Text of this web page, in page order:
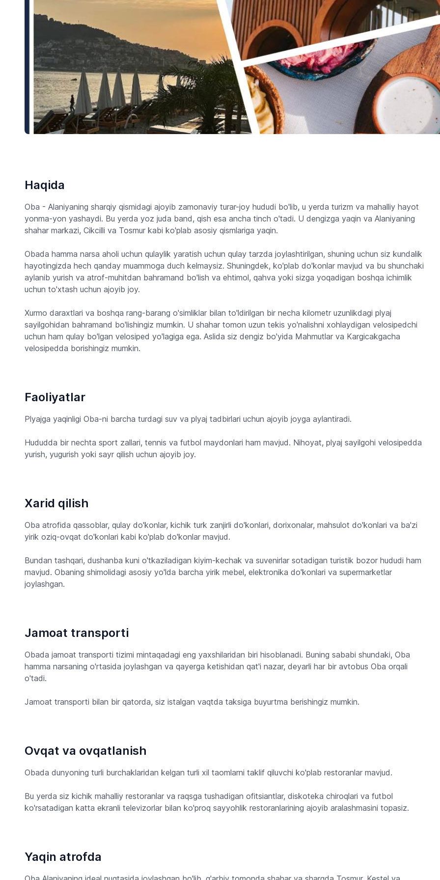
Haqida
Oba - Alaniyaning sharqiy qismidagi ajoyib zamonaviy turar-joy hududi bo'lib, u yerda turizm va mahalliy hayot
yonma-yon yashaydi. Bu yerda yoz juda band, qish esa ancha tinch o'tadi. U dengizga yaqin va Alaniyaning
shahar markazi, Cikcilli va Tosmur kabi ko'plab asosiy qismlariga yaqin.
Obada hamma narsa aholi uchun qulaylik yaratish uchun qulay tarzda joylashtirilgan, shuning uchun siz kundalik
hayotingizda hech qanday muammoga duch kelmaysiz. Shuningdek, ko'plab do'konlar mavjud va bu shunchaki
aylanib yurish va atrof-muhitdan bahramand bo'lish va ehtimol, qahva yoki sizga yoqadigan boshqa ichimlik
uchun to'xtash uchun ajoyib joy.
Xurmo daraxtlari va boshqa rang-barang o'simliklar bilan to'ldirilgan bir necha kilometr uzunlikdagi plyaj
sayilgohidan bahramand bo'lishingiz mumkin. U shahar tomon uzun tekis yo'nalishni xohlaydigan velosipedchi
uchun ham qulay bo'lgan velosiped yo'lagiga ega. Aslida siz dengiz bo'yida Mahmutlar va Kargicakgacha
velosipedda borishingiz mumkin.
Faoliyatlar
Plyajga yaqinligi Oba-ni barcha turdagi suv va plyaj tadbirlari uchun ajoyib joyga aylantiradi.
Hududda bir nechta sport zallari, tennis va futbol maydonlari ham mavjud. Nihoyat, plyaj sayilgohi velosipedda
yurish, yugurish yoki sayr qilish uchun ajoyib joy.
Xarid qilish
Oba atrofida qassoblar, qulay do'konlar, kichik turk zanjirli do'konlari, dorixonalar, mahsulot do'konlari va ba'zi
yirik oziq-ovqat do'konlari kabi ko'plab do'konlar mavjud.
Bundan tashqari, dushanba kuni o'tkaziladigan kiyim-kechak va suvenirlar sotadigan turistik bozor hududi ham
mavjud. Obaning shimolidagi asosiy yo'lda barcha yirik mebel, elektronika do'konlari va supermarketlar
joylashgan.
Jamoat transporti
Obada jamoat transporti tizimi mintaqadagi eng yaxshilaridan biri hisoblanadi. Buning sababi shundaki, Oba
hamma narsaning o'rtasida joylashgan va qayerga ketishidan qat'i nazar, deyarli har bir avtobus Oba orqali
o'tadi.
Jamoat transporti bilan bir qatorda, siz istalgan vaqtda taksiga buyurtma berishingiz mumkin.
Ovqat va ovqatlanish
Obada dunyoning turli burchaklaridan kelgan turli xil taomlarni taklif qiluvchi ko'plab restoranlar mavjud.
Bu yerda siz kichik mahalliy restoranlar va raqsga tushadigan ofitsiantlar, diskoteka chiroqlari va futbol
ko'rsatadigan katta ekranli televizorlar bilan ko'proq sayyohlik restoranlarining ajoyib aralashmasini topasiz.
Yaqin atrofda